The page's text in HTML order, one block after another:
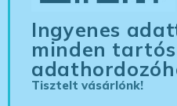
Ingyenes
minden tartós
Tisztelt vásárlónk!